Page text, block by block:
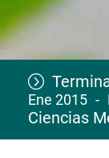
Ene 2015
Ciencias